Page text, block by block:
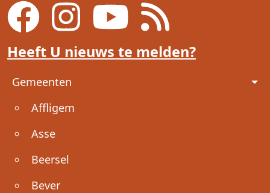
Heeft U nieuws te melden?
Voet
Gemeenten
Affligem
Asse
Beersel
Bever